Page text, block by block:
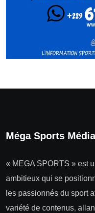
Méga Sports Média
« MEGA SPORTS » est
ambitieux qui se
les passionnés du sport
variété de contenus,